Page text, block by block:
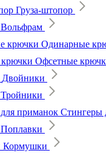
Груза-штопор
Вольфрам
Одинарные
Офсетные
Двойники
Тройники
Стингеры
Поплавки
Кормушки